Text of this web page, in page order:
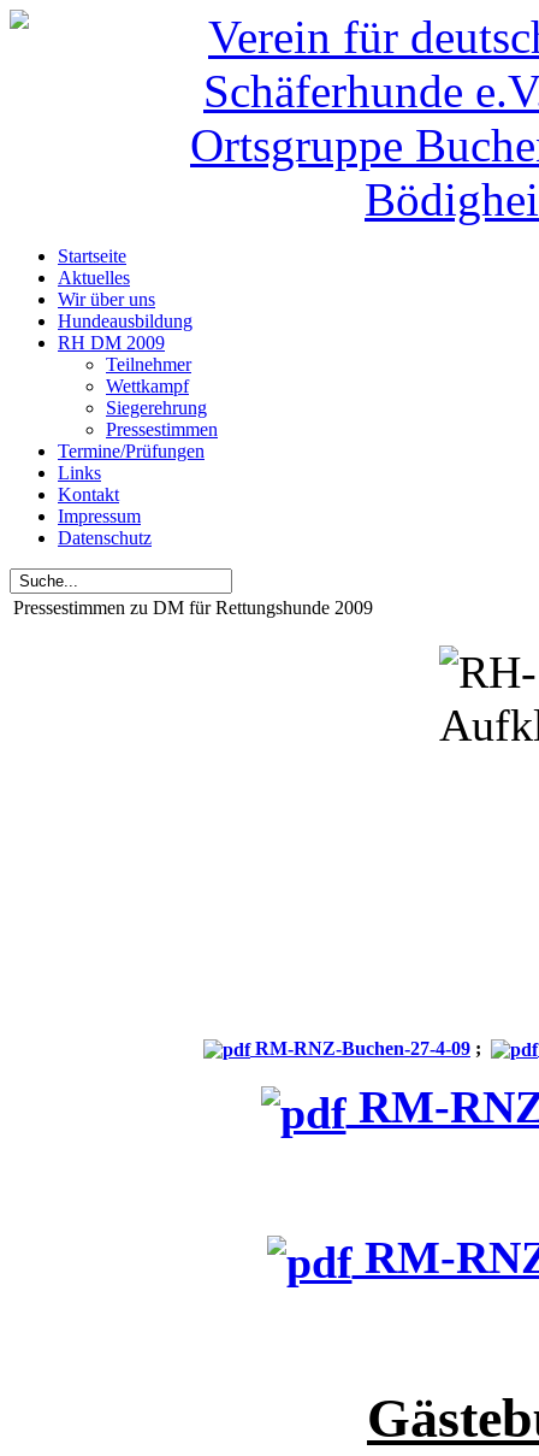
Startseite
Aktuelles
Wir über uns
Hundeausbildung
RH DM 2009
Teilnehmer
Wettkampf
Siegerehrung
Pressestimmen
Termine/Prüfungen
Links
Kontakt
Impressum
Datenschutz
Pressestimmen zu DM für Rettungshunde 2009
RM-RNZ-Buchen-27-4-09 ;
RM-
RM-